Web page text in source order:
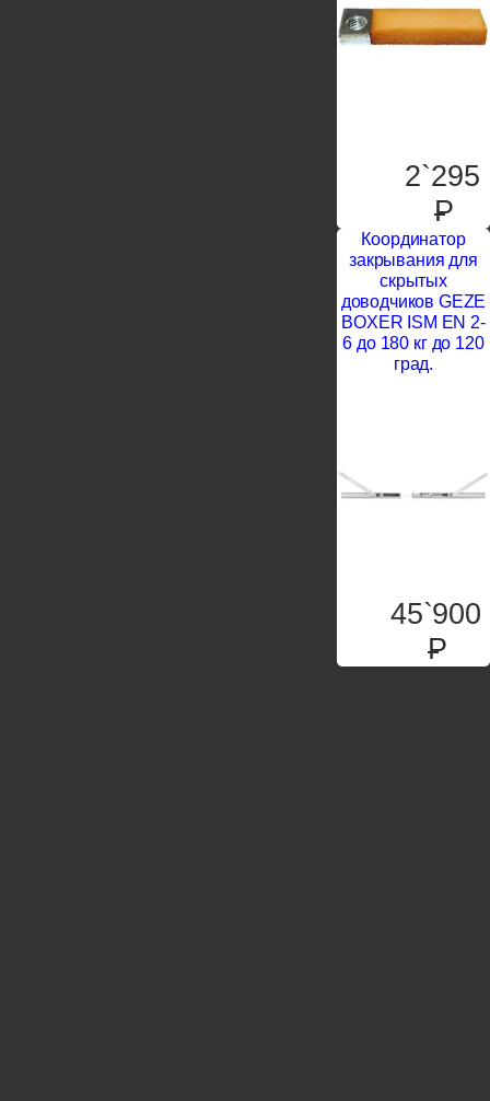
2`295
P
Координатор
закрывания для
скрытых
доводчиков GEZE
BOXER ISM EN 2-
6 до 180 кг до 120
град.
45`900
P